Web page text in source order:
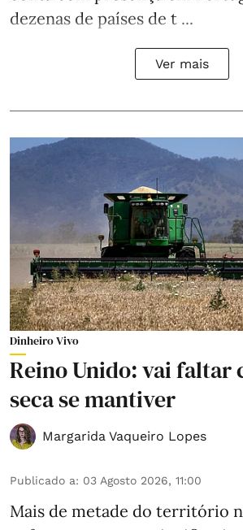
dezenas de países de t ...
Ver mais
Dinheiro Vivo
Reino Unido: vai faltar
seca se mantiver
Margarida Vaqueiro Lopes
Publicado a: 03 Agosto 2026, 11:00
Mais de metade do território